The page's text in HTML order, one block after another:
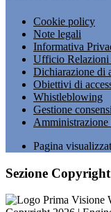
Cookie policy
Note legali
Informativa
Ufficio
Dichiarazione di
Obiettivi di
Whistleblowing
Gestione
Amministrazione
Pagina
Sezione Copyright